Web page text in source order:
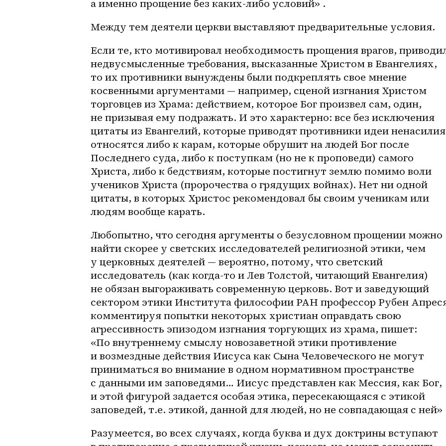
а именно прощение без каких-либо условий» .
Между тем деятели церкви выставляют предварительные условия.
Если те, кто мотивировал необходимость прощения врагов,
недвусмысленные требования, высказанные Христом в Евангелиях,
то их противники вынуждены были подкреплять свое мнение
косвенными аргументами — например, сценой изгнания Христом
торговцев из Храма: действием, которое Бог произвел сам, один,
не призывая ему подражать. И это характерно: все без исключения
цитаты из Евангелий, которые приводят противники идеи
относятся либо к карам, которые обрушит на людей Бог после
Последнего суда, либо к поступкам (но не к проповеди) самого
Христа, либо к бедствиям, которые постигнут землю помимо воли
учеников Христа (пророчества о грядущих войнах). Нет ни одной
цитаты, в которых Христос рекомендовал бы своим ученикам или
людям вообще карать.
Любопытно, что сегодня аргументы о безусловном прощении можно
найти скорее у светских исследователей религиозной этики, чем
у церковных деятелей — вероятно, потому, что светский
исследователь (как когда-то и Лев Толстой, читающий Евангелия)
не обязан выгораживать современную церковь. Вот и заведующий
сектором этики Института философии РАН профессор Рубен
комментируя попытки некоторых христиан оправдать свою
агрессивность эпизодом изгнания торгующих из храма, пишет:
«По внутреннему смыслу новозаветной этики противление
и возмездные действия Иисуса как Сына Человеческого не могут
приниматься во внимание в одном нормативном пространстве
с данными им заповедями… Иисус представлен как Мессия, как Бог,
и этой фигурой задается особая этика, пересекающаяся с этикой
заповедей, т.е. этикой, данной для людей, но не совпадающая с
Разумеется, во всех случаях, когда буква и дух доктрины вступают